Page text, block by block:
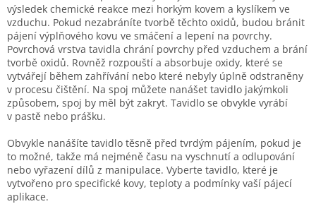
výsledek chemické reakce mezi horkým kovem a kyslíkem ve
vzduchu. Pokud nezabráníte tvorbě těchto oxidů, budou bránit
pájení výplňového kovu ve smáčení a lepení na povrchy.
Povrchová vrstva tavidla chrání povrchy před vzduchem a brání
tvorbě oxidů. Rovněž rozpouští a absorbuje oxidy, které se
vytvářejí během zahřívání nebo které nebyly úplně odstraněny
v procesu čištění. Na spoj můžete nanášet tavidlo jakýmkoli
způsobem, spoj by měl být zakryt. Tavidlo se obvykle vyrábí
v pastě nebo prášku.
Obvykle nanášíte tavidlo těsně před tvrdým pájením, pokud je
to možné, takže má nejméně času na vyschnutí a odlupování
nebo vyřazení dílů z manipulace. Vyberte tavidlo, které je
vytvořeno pro specifické kovy, teploty a podmínky vaší pájecí
aplikace.